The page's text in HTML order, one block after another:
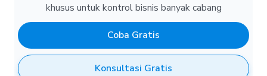
khusus untuk kontrol bisnis banyak cabang
Coba Gratis
Konsultasi Gratis